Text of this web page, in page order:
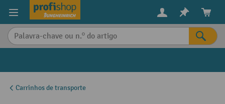
principal
Carrinhos de transporte